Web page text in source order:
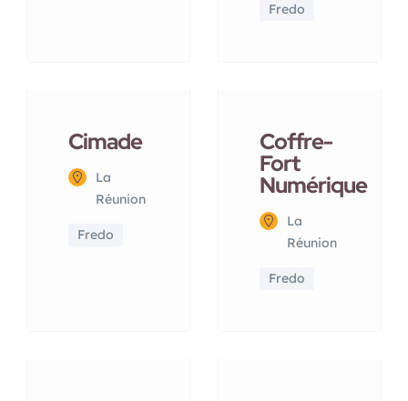
Fredo
Cimade
La
Réunion
Fredo
Coffre-
Fort
Numérique
La
Réunion
Fredo